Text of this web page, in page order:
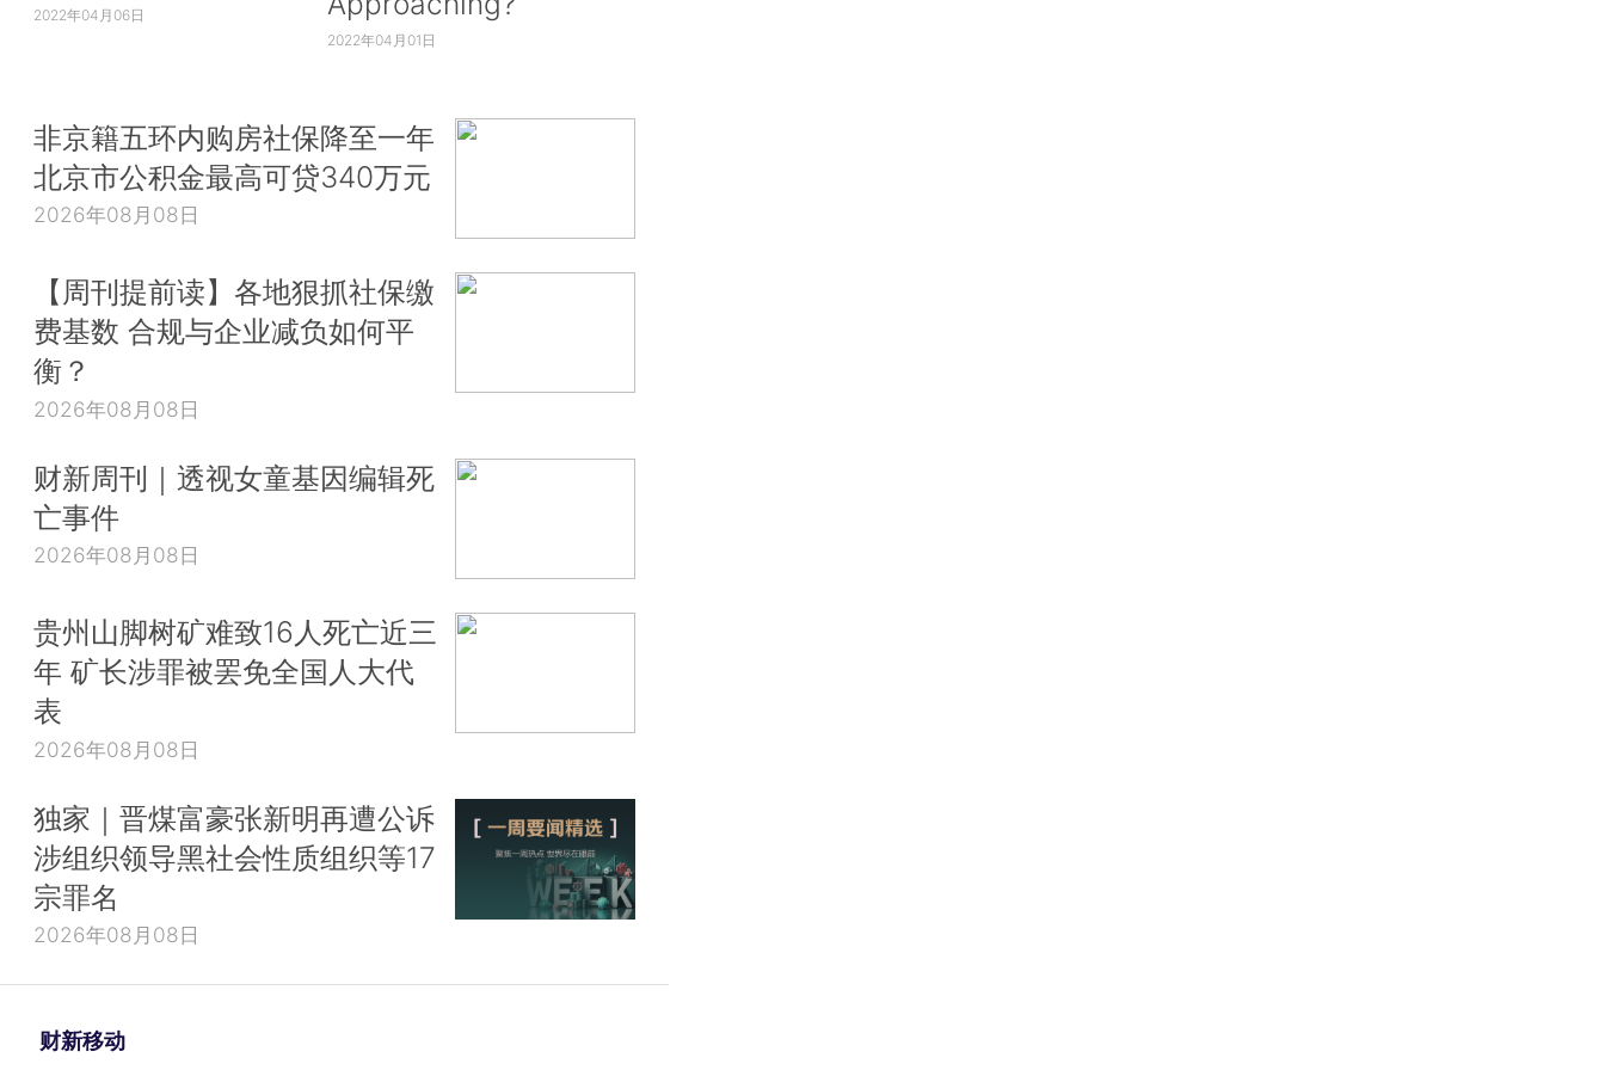
2022年04月06日
2022年04月01日
非京籍五环内购房社保降至一年
北京市公积金最高可贷340万元
2026年08月08日
【周刊提前读】各地狠抓社保缴
费基数 合规与企业减负如何平
衡？
2026年08月08日
财新周刊｜透视女童基因编辑死
亡事件
2026年08月08日
贵州山脚树矿难致16人死亡近三
年 矿长涉罪被罢免全国人大代
表
2026年08月08日
独家｜晋煤富豪张新明再遭公诉
涉组织领导黑社会性质组织等17
宗罪名
2026年08月08日
财新移动